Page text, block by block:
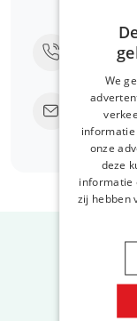
Bel
Stuur
We
onze
deze
informatie
zij hebben